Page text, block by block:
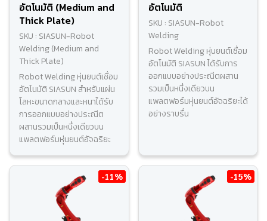
อัตโนมัติ (Medium and
Thick Plate)
SKU : SIASUN-Robot
Welding (Medium and
Thick Plate)
Robot Welding หุ่นยนต์เชื่อม
อัตโนมัติ SIASUN สำหรับแผ่น
โลหะขนาดกลางและหนาได้รับ
การออกแบบอย่างประณีต
ผสานรวมเป็นหนึ่งเดียวบน
แพลตฟอร์มหุ่นยนต์อัจฉริยะ
อัตโนมัติ
SKU : SIASUN-Robot
Welding
Robot Welding หุ่นยนต์เชื่อม
อัตโนมัติ SIASUN ได้รับการ
ออกแบบอย่างประณีตผสาน
รวมเป็นหนึ่งเดียวบน
แพลตฟอร์มหุ่นยนต์อัจฉริยะได้
อย่างราบรื่น
-11% -15%